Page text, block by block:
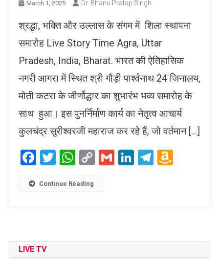
March 1, 2025 Dr. Bhanu Pratap Singh
श्रद्धा, भक्ति और उल्लास के संगम में शिला स्थापना
समारोह Live Story Time Agra, Uttar
Pradesh, India, Bharat. भारत की ऐतिहासिक
नगरी आगरा में स्थित श्री गौड़ी पार्श्वनाथ 24 जिनालय,
मोती कटरा के जीर्णोद्धार का शुभारंभ भव्य समारोह के
साथ हुआ। इस पुनर्निर्माण कार्य का नेतृत्व आचार्य
कुलचंद्र सुरीश्वरजी महाराज कर रहे हैं, जो वर्तमान […]
Facebook
Twitter
WhatsApp
CopyGmailLinkedIn
Telegram
Continue Reading
LIVE TV